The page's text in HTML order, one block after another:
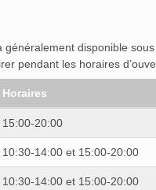
généralement disponible
pendant les horaires
Horaires
15:00-20:00
10:30-14:00 et 15:00-20:00
10:30-14:00 et 15:00-20:00